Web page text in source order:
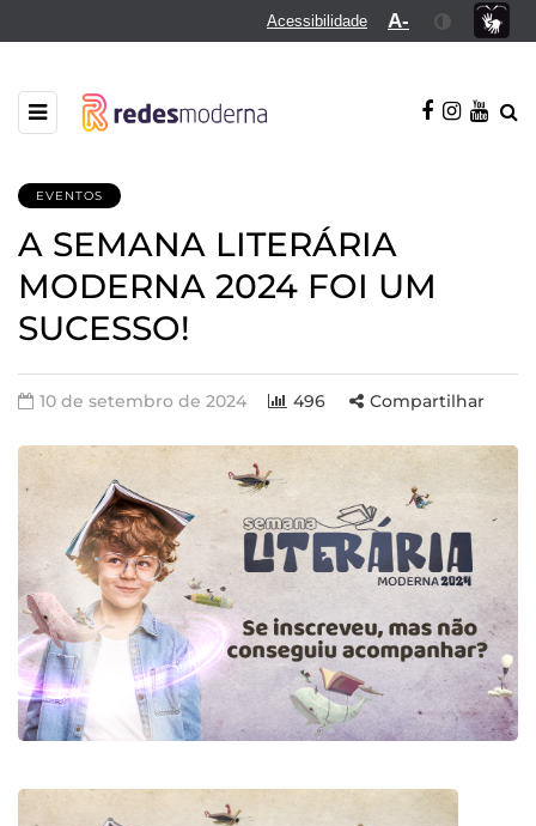
Acessibilidade A-
EVENTOS
A SEMANA LITERÁRIA
MODERNA 2024 FOI UM
SUCESSO!
10 de setembro de 2024 496 Compartilhar